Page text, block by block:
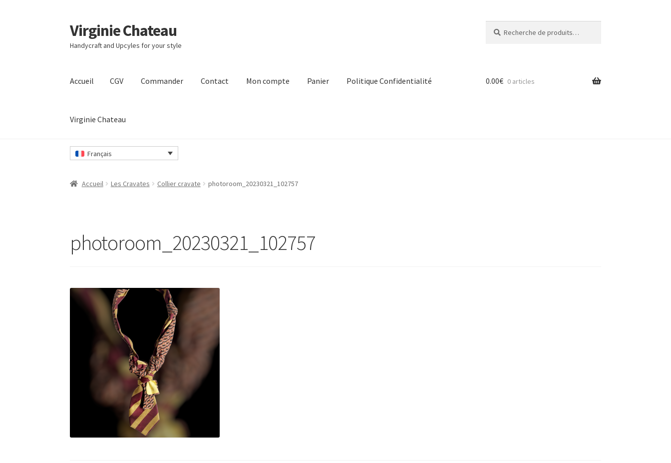
Passer
à
la
Passer
au
contenu
Virginie Chateau
Handycraft and Upcyles for your style
pour :
Accueil CGV Commander Contact Mon compte Panier Politique Confidentialité
Virginie Chateau
AccueilCGVCommander Contact
0.00€ 0 articles
Français
Accueil Les Cravates Collier cravate photoroom_20230321_102757
photoroom_20230321_102757